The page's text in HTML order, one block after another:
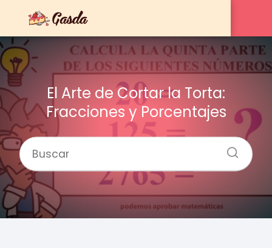
El Arte de Cortar la Torta:
Fracciones y Porcentajes